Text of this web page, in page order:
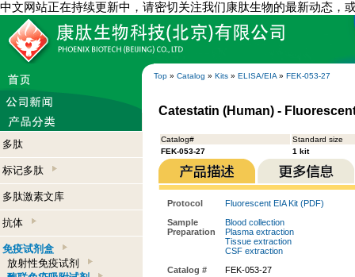
中文网站正在持续更新中，请密切关注我们康肽生物的最新动态，
Top » Catalog » Kits » ELISA/EIA » FEK-053-27
多肽
标记多肽
多肽激素文库
抗体
免疫试剂盒
放射性免疫试剂
Catestatin (Human) -
Catalog#
Standard size
FEK-053-27
1 kit
Protocol
Fluorescent EIA Kit (PDF)
Sample
Preparation
Blood collection
Plasma extraction
Tissue extraction
CSF extraction
Catalog #
FEK-053-27